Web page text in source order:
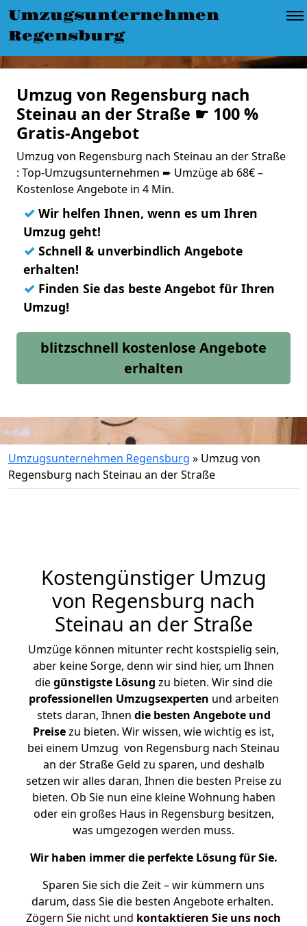
Umzugsunternehmen
Regensburg
Umzug von Regensburg nach
Steinau an der Straße ☛ 100 %
Gratis-Angebot
Umzug von Regensburg nach Steinau an der Straße
: Top-Umzugsunternehmen ➨ Umzüge ab 68€ –
Kostenlose Angebote in 4 Min.
✓ Wir helfen Ihnen, wenn es um Ihren
Umzug geht!
✓ Schnell & unverbindlich Angebote
erhalten!
✓ Finden Sie das beste Angebot für Ihren
Umzug!
blitzschnell kostenlose Angebote
erhalten
Umzugsunternehmen Regensburg » Umzug von
Regensburg nach Steinau an der Straße
Kostengünstiger Umzug
von Regensburg nach
Steinau an der Straße
Umzüge können mitunter recht kostspielig sein,
aber keine Sorge, denn wir sind hier, um Ihnen
diegünstigste Lösung zu bieten. Wir sind die
professionellen Umzugsexperten und arbeiten
stets daran, Ihnen die besten Angebote und
Preisezu bieten. Wir wissen, wie wichtig es ist,
bei einem Umzug von Regensburg nach Steinau
an der Straße Geld zu sparen, und deshalb
setzen wir alles daran, Ihnen die besten Preise zu
bieten. Ob Sie nun eine kleine Wohnung haben
oder ein großes Haus in Regensburg besitzen,
was umgezogen werden muss.
Wir haben immer die perfekte Lösung für Sie.
Sparen Sie sich die Zeit – wir kümmern uns
darum, dass Sie die besten Angebote erhalten.
Zögern Sie nicht und kontaktieren Sie uns noch